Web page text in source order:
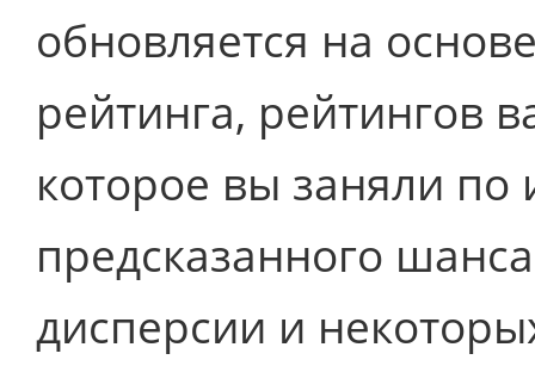
обновляется на
рейтинга, рейтингов
которое вы заняли по
предсказанного
дисперсии и